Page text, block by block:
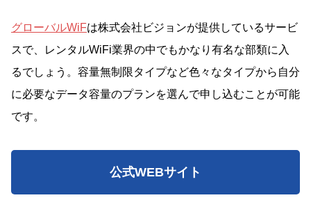
グローバルWiFは株式会社ビジョンが提供しているサービ
スで、レンタルWiFi業界の中でもかなり有名な部類に入
るでしょう。容量無制限タイプなど色々なタイプから自分
に必要なデータ容量のプランを選んで申し込むことが可能
です。
公式WEBサイト